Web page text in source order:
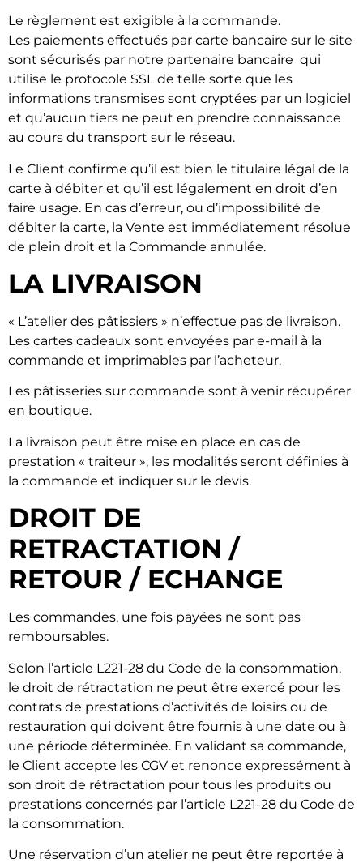
Le règlement est exigible à la commande.
Les paiements effectués par carte bancaire sur le site
sont sécurisés par notre partenaire bancaire qui
utilise le protocole SSL de telle sorte que les
informations transmises sont cryptées par un logiciel
et qu’aucun tiers ne peut en prendre connaissance
au cours du transport sur le réseau.
Le Client confirme qu’il est bien le titulaire légal de la
carte à débiter et qu’il est légalement en droit d’en
faire usage. En cas d’erreur, ou d’impossibilité de
débiter la carte, la Vente est immédiatement résolue
de plein droit et la Commande annulée.
LA LIVRAISON
« L’atelier des pâtissiers » n’effectue pas de livraison.
Les cartes cadeaux sont envoyées par e-mail à la
commande et imprimables par l’acheteur.
Les pâtisseries sur commande sont à venir récupérer
en boutique.
La livraison peut être mise en place en cas de
prestation « traiteur », les modalités seront définies à
la commande et indiquer sur le devis.
DROIT DE
RETRACTATION /
RETOUR / ECHANGE
Les commandes, une fois payées ne sont pas
remboursables.
Selon l’article L221-28 du Code de la consommation,
le droit de rétractation ne peut être exercé pour les
contrats de prestations d’activités de loisirs ou de
restauration qui doivent être fournis à une date ou à
une période déterminée. En validant sa commande,
le Client accepte les CGV et renonce expressément à
son droit de rétractation pour tous les produits ou
prestations concernés par l’article L221-28 du Code de
la consommation.
Une réservation d’un atelier ne peut être reportée à